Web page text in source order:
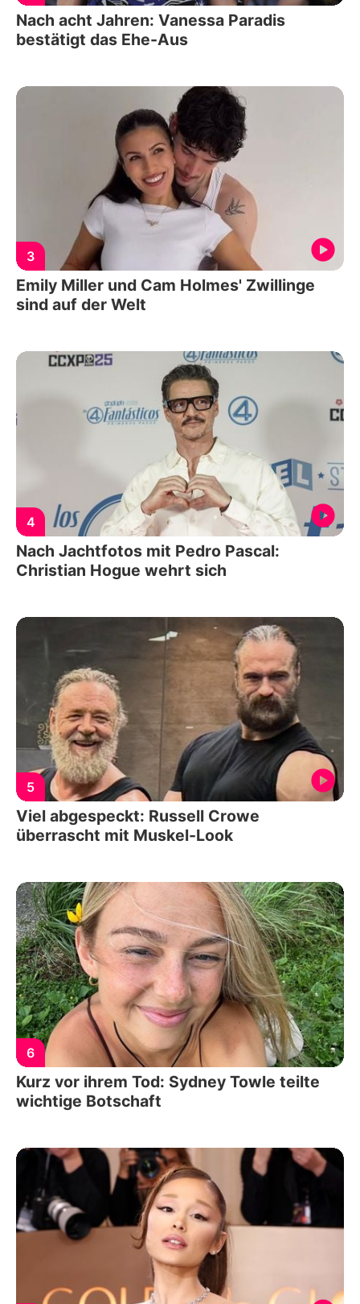
Nach acht Jahren: Vanessa Paradis
bestätigt das Ehe-Aus
3
Emily Miller und Cam Holmes' Zwillinge
sind auf der Welt
4
Nach Jachtfotos mit Pedro Pascal:
Christian Hogue wehrt sich
5
Viel abgespeckt: Russell Crowe
überrascht mit Muskel-Look
6
Kurz vor ihrem Tod: Sydney Towle teilte
wichtige Botschaft